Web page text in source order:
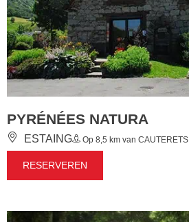
PYRÉNÉES NATURA
ESTAING Op 8,5 km van CAUTERETS
RESERVEREN